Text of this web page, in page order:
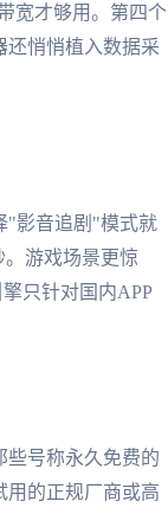
宽才够用。第四个
还悄悄植入数据采
"影音追剧"模式就
游戏场景更惊
只针对国内APP
些号称永久免费的
的正规厂商或高